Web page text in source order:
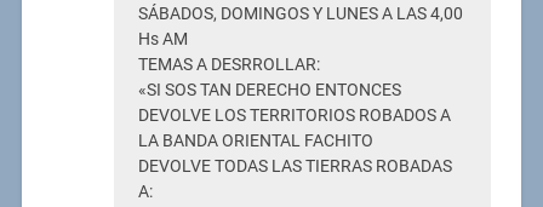
SÁBADOS, DOMINGOS Y LUNES A LAS 4,00
Hs AM
TEMAS A DESRROLLAR:
«SI SOS TAN DERECHO ENTONCES
DEVOLVE LOS TERRITORIOS ROBADOS A
LA BANDA ORIENTAL FACHITO
DEVOLVE TODAS LAS TIERRAS ROBADAS
A: